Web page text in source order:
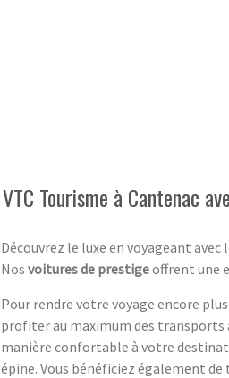
VTC Tourisme à Cantenac
Découvrez le luxe en voyageant
Nos voitures de prestigeoffrent une
Pour rendre votre voyage encore
profiter au maximum des transports
manière confortable à votre
épine. Vous bénéficiez également